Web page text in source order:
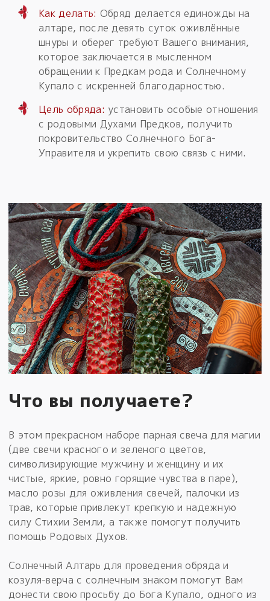
Как делать: Обряд делается единожды на
алтаре, после девять суток оживлённые
шнуры и оберег требуют Вашего внимания,
которое заключается в мысленном
обращении к Предкам рода и Солнечному
Купало с искренней благодарностью.
Цель обряда: установить особые отношения
с родовыми Духами Предков, получить
покровительство Солнечного Бога-
Управителя и укрепить свою связь с ними.
Что вы получаете?
В этом прекрасном наборе парная свеча для магии
(две свечи красного и зеленого цветов,
символизирующие мужчину и женщину и их
чистые, яркие, ровно горящие чувства в паре),
масло розы для оживления свечей, палочки из
трав, которые привлекут крепкую и надежную
силу Стихии Земли, а также помогут получить
помощь Родовых Духов.
Солнечный Алтарь для проведения обряда и
козуля-верча с солнечным знаком помогут Вам
донести свою просьбу до Бога Купало, одного из